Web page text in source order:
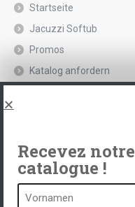
Startseite
Jacuzzi Softub
Promos
Katalog anfordern
Recevez notre
catalogue !